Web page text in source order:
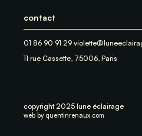
contact
01 86 90 91 29
11 rue Cassette, 75006, Paris
copyright 2025 lune éclairage
web by quentinrenaux.com